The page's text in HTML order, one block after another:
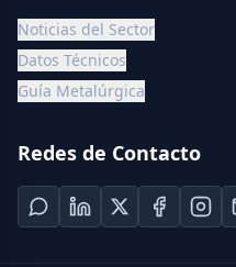
Noticias del Sector
Datos Técnicos
Guía Metalúrgica
Redes de Contacto